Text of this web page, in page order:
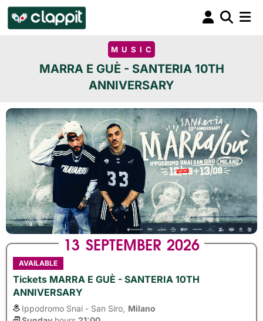
MUSIC
MARRA E GUÈ - SANTERIA 10TH
ANNIVERSARY
13 SEPTEMBER 2026
AVAILABLE
Tickets MARRA E GUÈ - SANTERIA 10TH
ANNIVERSARY
Ippodromo Snai - San Siro, Milano